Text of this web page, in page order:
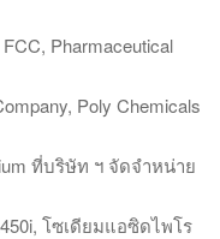
Pharmaceutical
Poly Chemicals
ที่บริษัท ฯ จัดจำหน่าย
โซเดียมแอซิดไพโร